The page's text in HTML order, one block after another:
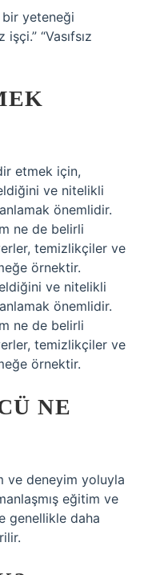
yeteneği
işçi.” “Vasıfsız
etmek için,
ve nitelikli
önemlidir.
ne de belirli
temizlikçiler ve
örnektir.
ve nitelikli
önemlidir.
ne de belirli
temizlikçiler ve
örnektir.
NE
ve deneyim yoluyla
eğitim ve
genellikle daha